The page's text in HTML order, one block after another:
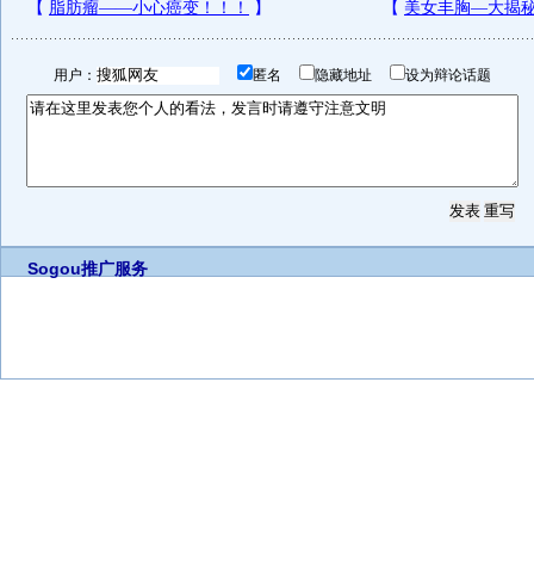
用户： 匿名 隐藏地址 设为辩论话题
Sogou推广服务